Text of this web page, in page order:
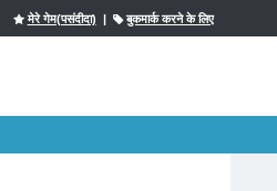
मेरे गेम(पसंदीदा) | बुकमार्क करने के लिए